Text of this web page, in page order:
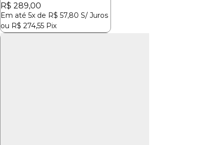
R$ 289,00
Em até 5x de R$ 57,80 S/ Juros
ou R$ 274,55 Pix